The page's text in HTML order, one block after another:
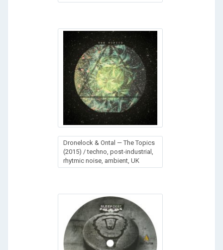
Dronelock & Ontal — The Topics
(2015) / techno, post-industrial,
rhytmic noise, ambient, UK